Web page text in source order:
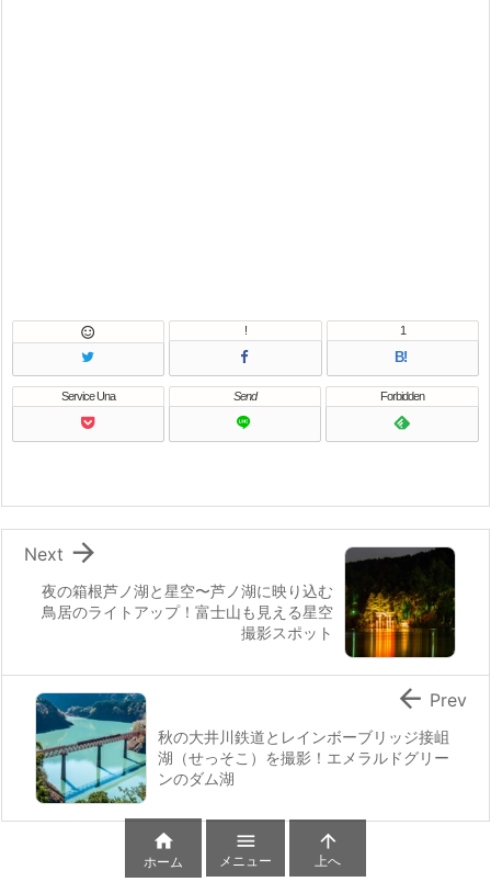
 !
B!
1
Service Una Send Forbidden
夜の箱根芦ノ湖と星空〜芦ノ湖に映り込む
鳥居のライトアップ！富士山も見える星空
撮影スポット

Next
秋の大井川鉄道とレインボーブリッジ接岨
湖（せっそこ）を撮影！エメラルドグリー
ンのダム湖
 Prev

ホーム

メニュー

上へ